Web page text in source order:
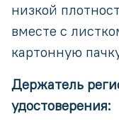
низкой
вместе с
картонную
Держатель
удостоверения: